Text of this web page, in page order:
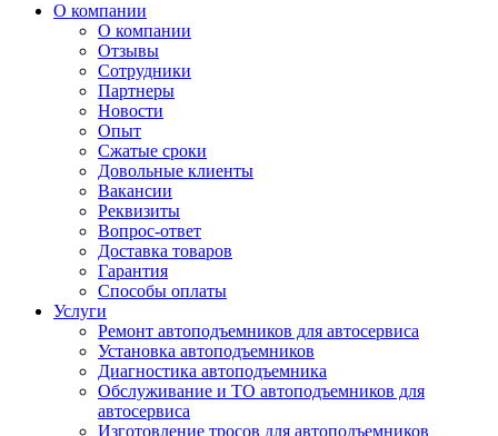
О компании
О компании
Отзывы
Сотрудники
Партнеры
Новости
Опыт
Сжатые сроки
Довольные клиенты
Вакансии
Реквизиты
Вопрос-ответ
Доставка товаров
Гарантия
Способы оплаты
Услуги
Ремонт автоподъемников для автосервиса
Установка автоподъемников
Диагностика автоподъемника
Обслуживание и ТО автоподъемников для
автосервиса
Изготовление тросов для автоподъемников